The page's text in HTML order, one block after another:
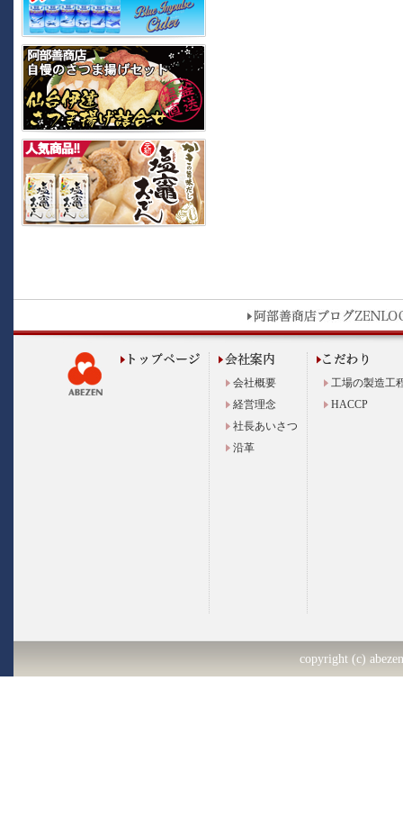
会社概要
経営理念
社長あいさつ
沿革
工場の製造工
HACCP
copyright (c)